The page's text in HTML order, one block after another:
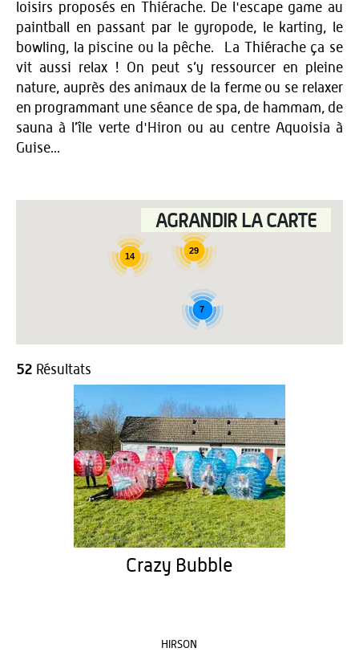
loisirs proposés en Thiérache. De l'escape game au
paintball en passant par le gyropode, le karting, le
bowling, la piscine ou la pêche. La Thiérache ça se
vit aussi relax ! On peut s’y ressourcer en pleine
nature, auprès des animaux de la ferme ou se relaxer
en programmant une séance de spa, de hammam, de
sauna à l’île verte d'Hiron ou au centre Aquoisia à
Guise...
7
29
14
AGRANDIR LA CARTE
52 Résultats
Crazy Bubble
HIRSON